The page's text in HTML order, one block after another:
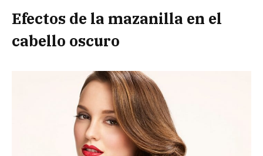
Efectos de la mazanilla en el
cabello oscuro